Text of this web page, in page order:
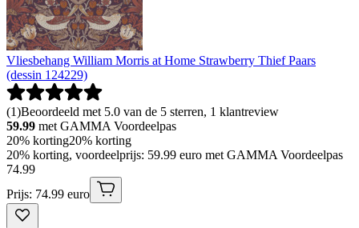
Vliesbehang William Morris at Home Strawberry Thief Paars
(dessin 124229)
(1)Beoordeeld met 5.0 van de 5 sterren, 1 klantreview
59.99 met GAMMA Voordeelpas
20% korting20% korting
20% korting, voordeelprijs: 59.99 euro met GAMMA Voordeelpas
74.99
Prijs: 74.99 euro